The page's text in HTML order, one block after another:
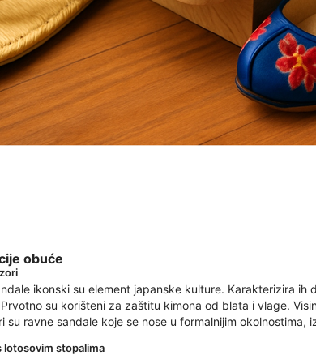
obuće
ikonski su element japanske kulture. Karakterizira
su korišteni za zaštitu kimona od blata i vlage.
su ravne sandale koje se nose u formalnijim
lotosovim stopalima